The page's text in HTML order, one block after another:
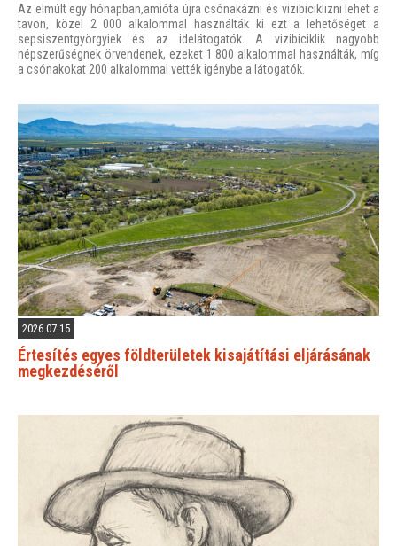
Az elmúlt egy hónapban,amióta újra csónakázni és vizibiciklizni lehet a
tavon, közel 2 000 alkalommal használták ki ezt a lehetőséget a
sepsiszentgyörgyiek és az idelátogatók. A vizibiciklik nagyobb
népszerűségnek örvendenek, ezeket 1 800 alkalommal használták, míg
a csónakokat 200 alkalommal vették igénybe a látogatók.
2026.07.15
Értesítés egyes földterületek kisajátítási eljárásának
megkezdéséről